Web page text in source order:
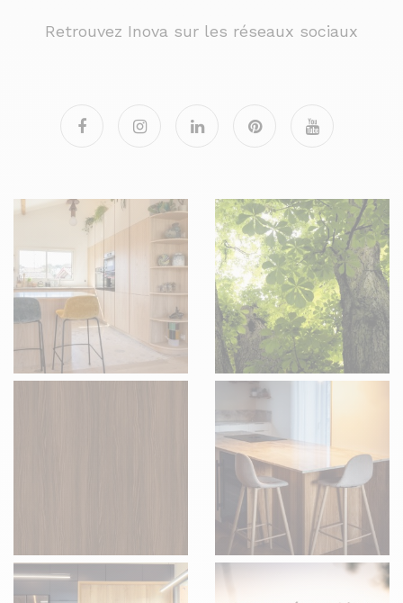
Retrouvez Inova sur les réseaux sociaux